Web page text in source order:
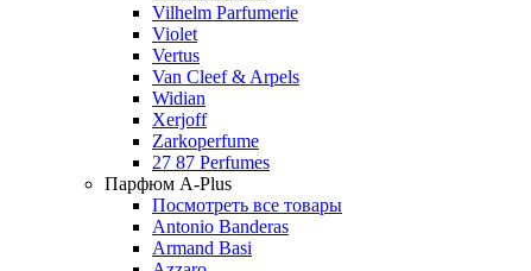
Vilhelm Parfumerie
Violet
Vertus
Van Cleef & Arpels
Widian
Xerjoff
Zarkoperfume
27 87 Perfumes
Парфюм A-Plus
Посмотреть все товары
Antonio Banderas
Armand Basi